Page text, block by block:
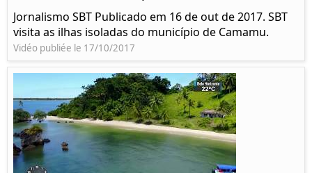
Jornalismo SBT Publicado em 16 de out de 2017. SBT
visita as ilhas isoladas do município de Camamu.
Vidéo publiée le 17/10/2017